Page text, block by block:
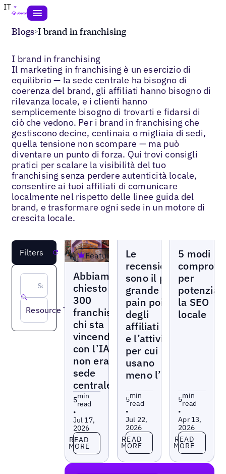
IT
Blogs>I brand in franchising
I brand in franchising
Il marketing in franchising è un esercizio di
equilibrio — la sede centrale ha bisogno di
coerenza del brand, gli affiliati hanno bisogno di
rilevanza locale, e i clienti hanno
semplicemente bisogno di trovarti e fidarsi di
ciò che vedono. Per i brand in franchising che
gestiscono decine, centinaia o migliaia di sedi,
quella tensione non scompare — ma può
diventare un punto di forza. Qui trovi consigli
pratici per scalare la visibilità del tuo
franchising senza perdere autenticità locale,
consentire ai tuoi affiliati di comunicare
localmente nel rispetto delle linee guida del
brand, e trasformare ogni sede in un motore di
crescita locale.
Filters Reset
Resource Type
Featured
Abbiamo
chiesto a
300
franchising
chi sta
vincendo
con l’IA, e
non era la
sede
centrale
5min
read
•
Jul 17,
2026
Read more
READ
MORE
Le
recensioni
sono il più
grande
pain point
degli
affiliati —
e l’attività
per cui
usano
meno l’IA
5min
read
•
Jul 22,
2026
Read more
READ
MORE
5 modi
per
la SEO
locale
5min
read
•
Apr 13,
2026
Read more
READ
MORE